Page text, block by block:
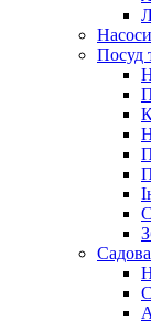
Посуд
Садова